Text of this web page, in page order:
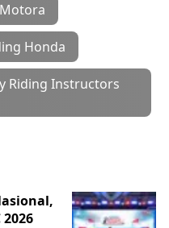
Honda
Riding Instructors